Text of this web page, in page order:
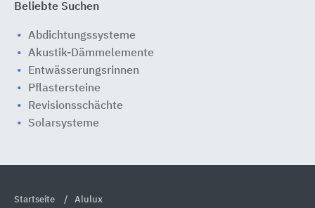
Beliebte Suchen
Abdichtungssysteme
Akustik-Dämmelemente
Entwässerungsrinnen
Pflastersteine
Revisionsschächte
Solarsysteme
Startseite Alulux